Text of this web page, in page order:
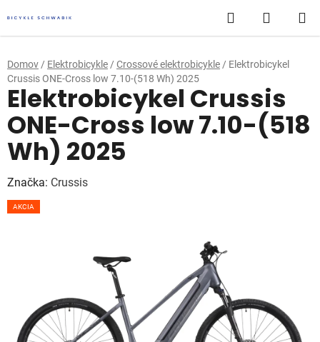
na
obsah
Hľadať
KOŠÍK
Domov / Elektrobicykle / Crossové elektrobicykle / Elektrobicykel
Crussis ONE-Cross low 7.10-(518 Wh) 2025
Elektrobicykel Crussis
ONE-Cross low 7.10-(518
Wh) 2025
Značka: Crussis
AKCIA